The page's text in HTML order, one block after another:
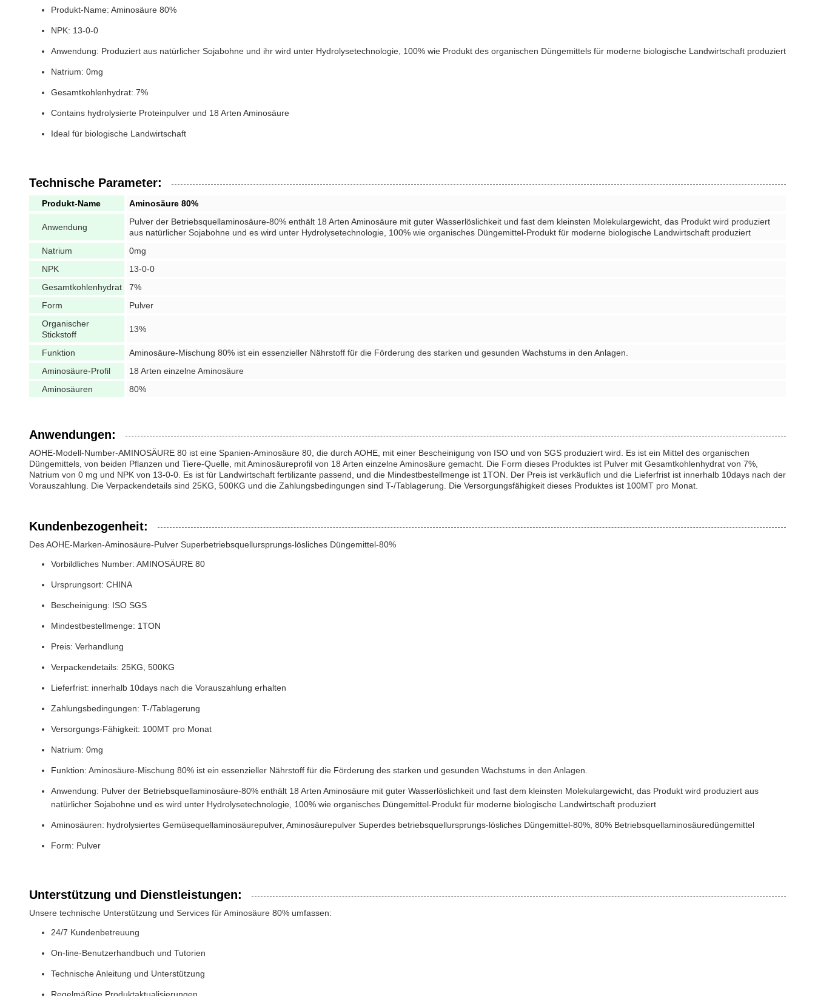
Produkt-Name: Aminosäure 80%
NPK: 13-0-0
Anwendung: Produziert aus natürlicher Sojabohne und ihr wird unter Hydrolysetechnologie, 100% wie Produkt des organischen Düngemittels für moderne biologische Landwirtschaft produziert
Natrium: 0mg
Gesamtkohlenhydrat: 7%
Contains hydrolysierte Proteinpulver und 18 Arten Aminosäure
Ideal für biologische Landwirtschaft
Technische Parameter:
Produkt-Name Aminosäure 80%
Anwendung
Pulver der Betriebsquellaminosäure-80% enthält 18 Arten Aminosäure mit guter Wasserlöslichkeit und fast dem kleinsten Molekulargewicht, das Produkt wird produziert
aus natürlicher Sojabohne und es wird unter Hydrolysetechnologie, 100% wie organisches Düngemittel-Produkt für moderne biologische Landwirtschaft produziert
Natrium
0mg
NPK
13-0-0
Gesamtkohlenhydrat
7%
Form
Pulver
Organischer
Stickstoff
13%
Funktion
Aminosäure-Mischung 80% ist ein essenzieller Nährstoff für die Förderung des starken und gesunden Wachstums in den Anlagen.
Aminosäure-Profil
18 Arten einzelne Aminosäure
Aminosäuren
80%
Anwendungen:
AOHE-Modell-Number-AMINOSÄURE 80 ist eine Spanien-Aminosäure 80, die durch AOHE, mit einer Bescheinigung von ISO und von SGS produziert wird. Es ist ein Mittel des organischen
Düngemittels, von beiden Pflanzen und Tiere-Quelle, mit Aminosäureprofil von 18 Arten einzelne Aminosäure gemacht. Die Form dieses Produktes ist Pulver mit Gesamtkohlenhydrat von 7%,
Natrium von 0 mg und NPK von 13-0-0. Es ist für Landwirtschaft fertilizante passend, und die Mindestbestellmenge ist 1TON. Der Preis ist verkäuflich und die Lieferfrist ist innerhalb 10days nach der
Vorauszahlung. Die Verpackendetails sind 25KG, 500KG und die Zahlungsbedingungen sind T-/Tablagerung. Die Versorgungsfähigkeit dieses Produktes ist 100MT pro Monat.
Kundenbezogenheit:
Des AOHE-Marken-Aminosäure-Pulver Superbetriebsquellursprungs-lösliches Düngemittel-80%
Vorbildliches Number: AMINOSÄURE 80
Ursprungsort: CHINA
Bescheinigung: ISO SGS
Mindestbestellmenge: 1TON
Preis: Verhandlung
Verpackendetails: 25KG, 500KG
Lieferfrist: innerhalb 10days nach die Vorauszahlung erhalten
Zahlungsbedingungen: T-/Tablagerung
Versorgungs-Fähigkeit: 100MT pro Monat
Natrium: 0mg
Funktion: Aminosäure-Mischung 80% ist ein essenzieller Nährstoff für die Förderung des starken und gesunden Wachstums in den Anlagen.
Anwendung: Pulver der Betriebsquellaminosäure-80% enthält 18 Arten Aminosäure mit guter Wasserlöslichkeit und fast dem kleinsten Molekulargewicht, das Produkt wird produziert aus
natürlicher Sojabohne und es wird unter Hydrolysetechnologie, 100% wie organisches Düngemittel-Produkt für moderne biologische Landwirtschaft produziert
Aminosäuren: hydrolysiertes Gemüsequellaminosäurepulver, Aminosäurepulver Superdes betriebsquellursprungs-lösliches Düngemittel-80%, 80% Betriebsquellaminosäuredüngemittel
Form: Pulver
Unterstützung und Dienstleistungen:
Unsere technische Unterstützung und Services für Aminosäure 80% umfassen:
24/7 Kundenbetreuung
On-line-Benutzerhandbuch und Tutorien
Technische Anleitung und Unterstützung